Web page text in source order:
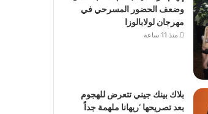
وضعف الحضور المسرحي في
مهرجان لولابالوزا
منذ 11 ساعة
بلاك بينك جيني تتعرض للهجوم
بعد تصريحها ‘ريهانا ملهمة جداً